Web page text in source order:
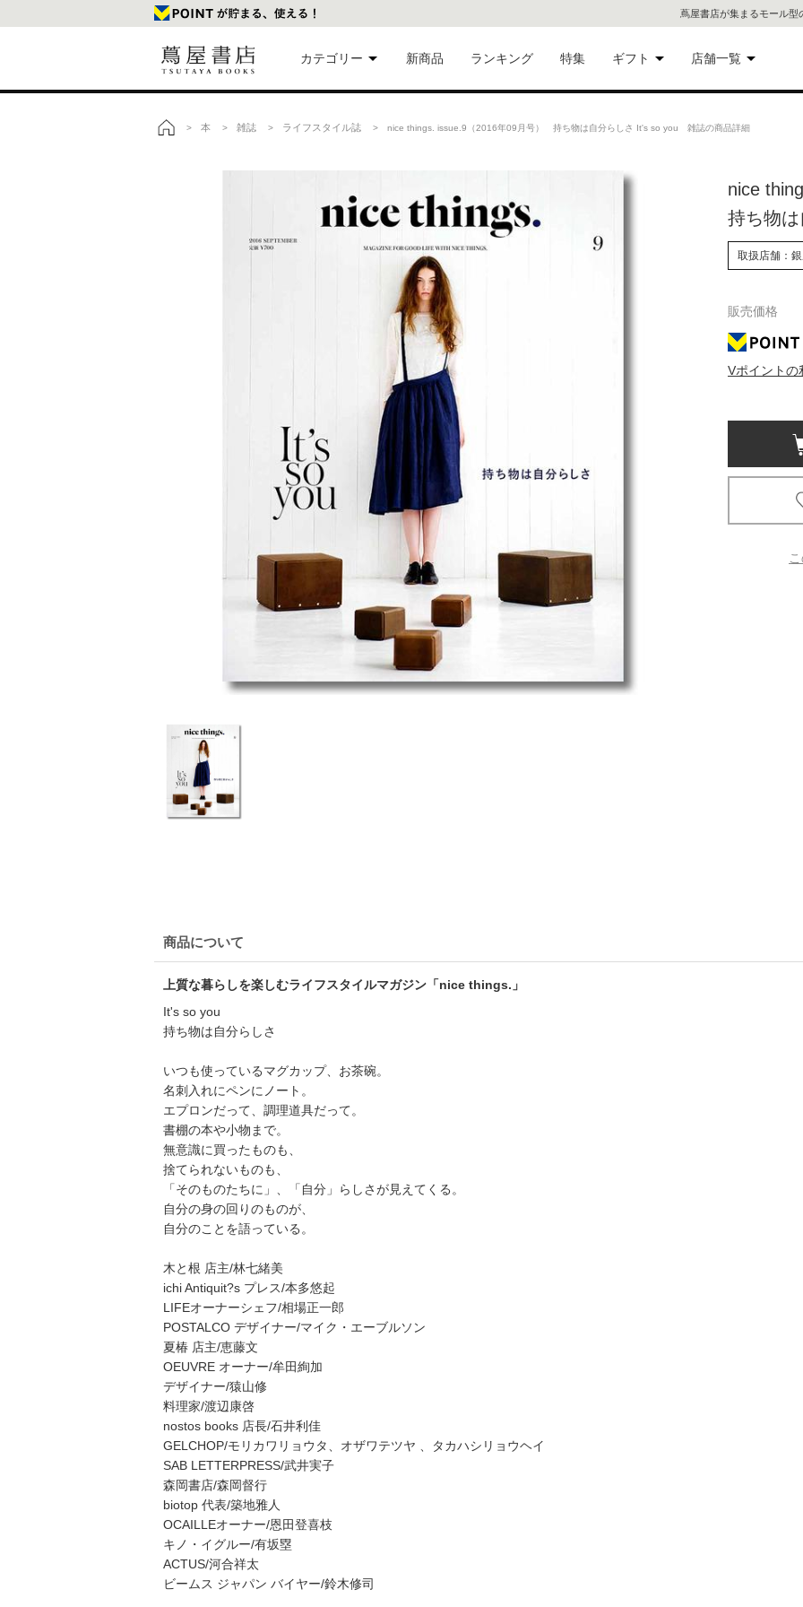
蔦屋書店が集まるモール型
カテゴリー
美術品
文具
雑貨
食品
eギフト
新商品 ランキング 特集 ギフト
ギフトにおすすめ
eギフト
店舗一覧
代官
屋書
書店
京都
書店
蔦屋
梅田
> 本 > 雑誌 > ライフスタイル誌 > nice things. issue.9（2016年09月号） 持ち物は自分らしさ It's so you 雑誌の商品詳細
nice
持ち物
取扱店舗：
販売価格
Vポイントの
商品について
上質な暮らしを楽しむライフスタイルマガジン「nice things.」
It's so you
持ち物は自分らしさ
いつも使っているマグカップ、お茶碗。
名刺入れにペンにノート。
エプロンだって、調理道具だって。
書棚の本や小物まで。
無意識に買ったものも、
捨てられないものも、
「そのものたちに」、「自分」らしさが見えてくる。
自分の身の回りのものが、
自分のことを語っている。
木と根 店主/林七緒美
ichi Antiquit?s プレス/本多悠起
LIFEオーナーシェフ/相場正一郎
POSTALCO デザイナー/マイク・エーブルソン
夏椿 店主/恵藤文
OEUVRE オーナー/牟田絢加
デザイナー/猿山修
料理家/渡辺康啓
nostos books 店長/石井利佳
GELCHOP/モリカワリョウタ、オザワテツヤ 、タカハシリョウヘイ
SAB LETTERPRESS/武井実子
森岡書店/森岡督行
biotop 代表/築地雅人
OCAILLEオーナー/恩田登喜枝
キノ・イグルー/有坂塁
ACTUS/河合祥太
ビームス ジャパン バイヤー/鈴木修司